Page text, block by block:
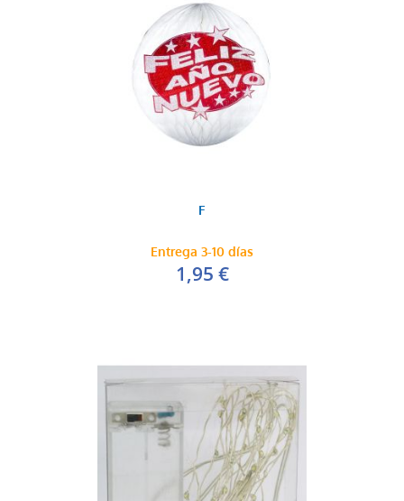
F
Entrega 3-10 días
1,95 €